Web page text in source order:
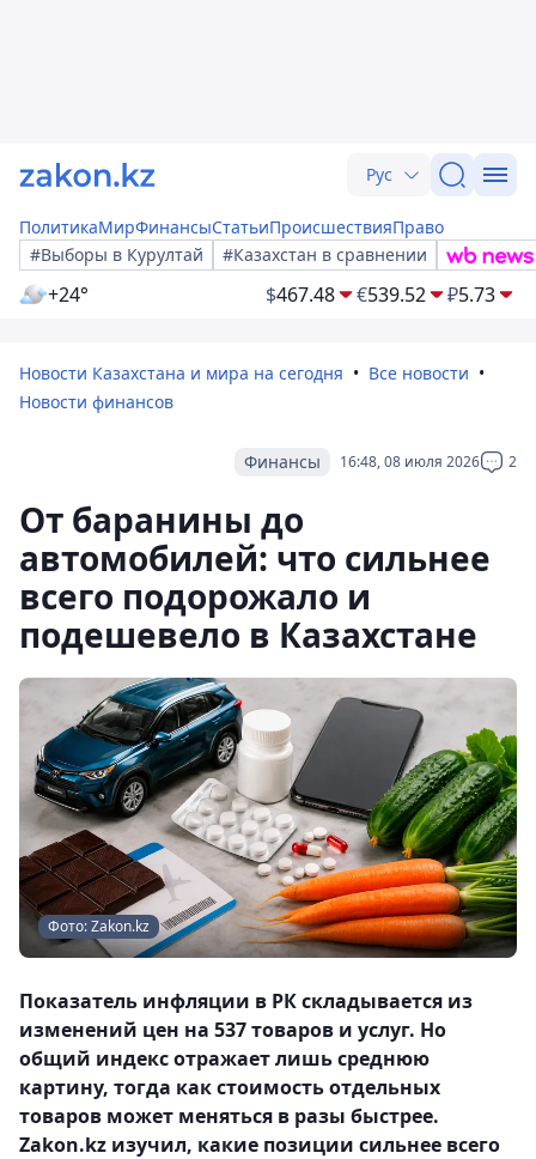
Рус
ПолитикаМирФинансыСтатьиПроисшествияПраво
#Выборы в Курултай
#Казахстан в сравнении
+24° $467.48 €539.52 ₽5.73
Новости Казахстана и мира на сегодня
Все новости
Новости финансов
16:48, 08 июля 2026 2
Финансы
От баранины до
автомобилей: что сильнее
всего подорожало и
подешевело в Казахстане
Фото: Zakon.kz
Показатель инфляции в РК складывается из
изменений цен на 537 товаров и услуг. Но
общий индекс отражает лишь среднюю
картину, тогда как стоимость отдельных
товаров может меняться в разы быстрее.
Zakon.kz изучил, какие позиции сильнее всего